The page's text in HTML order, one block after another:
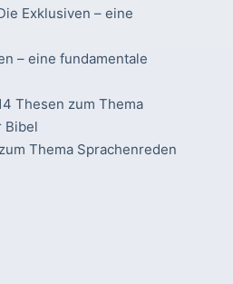
Exklusiven – eine
– eine fundamentale
Thesen zum Thema
Bibel
Thema Sprachenreden